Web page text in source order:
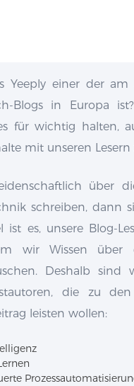
Yeeply einer der am
Blogs in Europa
für wichtig halten,
mit unseren Lesern
über
schreiben, dann
ist es, unsere Blog-
wir Wissen über
Deshalb sind
die zu
leisten wollen: